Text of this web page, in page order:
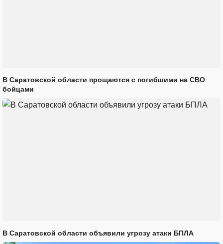
В Саратовской области прощаются с погибшими на СВО
бойцами
В Саратовской области объявили угрозу атаки БПЛА